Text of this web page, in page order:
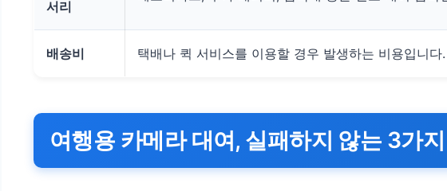
서리
배송비 택배나 퀵 서비스를 이용할 경우 발생하는 비용입니
여행용 카메라 대여, 실패하지 않는 3가